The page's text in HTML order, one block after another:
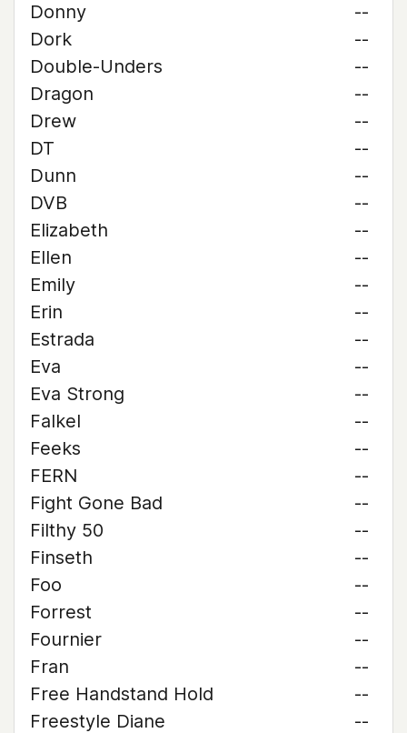
Donny
--
Dork
--
Double-Unders
--
Dragon
--
Drew
--
DT
--
Dunn
--
DVB
--
Elizabeth
--
Ellen
--
Emily
--
Erin
--
Estrada
--
Eva
--
Eva Strong
--
Falkel
--
Feeks
--
FERN
--
Fight Gone Bad
--
Filthy 50
--
Finseth
--
Foo
--
Forrest
--
Fournier
--
Fran
--
Free Handstand Hold
--
Freestyle Diane
--